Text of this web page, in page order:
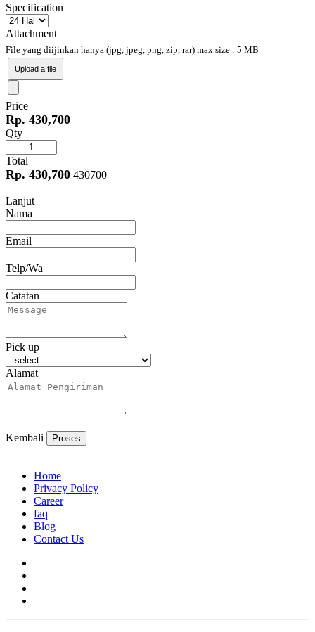
Specification
Attachment
File yang diijinkan hanya (jpg, jpeg, png, zip, rar) max size : 5 MB
Upload a file
Price
Rp. 430,700
Qty
Total
Rp. 430,700 430700
Lanjut
Nama
Email
Telp/Wa
Catatan
Pick up
Alamat
Kembali Proses
Home
Privacy Policy
Career
faq
Blog
Contact Us